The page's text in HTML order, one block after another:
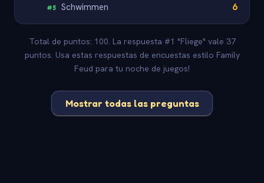
#5 Schwimmen 6
Total de puntos: 100. La respuesta #1 "Fliege" vale 37
puntos. Usa estas respuestas de encuestas estilo Family
Feud para tu noche de juegos!
Mostrar todas las preguntas